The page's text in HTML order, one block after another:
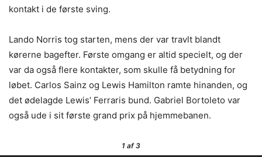
kontakt i de første sving.
Lando Norris tog starten, mens der var travlt blandt
kørerne bagefter. Første omgang er altid specielt, og der
var da også flere kontakter, som skulle få betydning for
løbet. Carlos Sainz og Lewis Hamilton ramte hinanden, og
det ødelagde Lewis’ Ferraris bund. Gabriel Bortoleto var
også ude i sit første grand prix på hjemmebanen.
1 af 3